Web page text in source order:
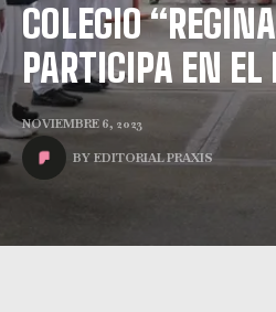
COLEGIO
PARTICIPA EN
NOVIEMBRE 6, 2023
BY EDITORIAL PRAXIS